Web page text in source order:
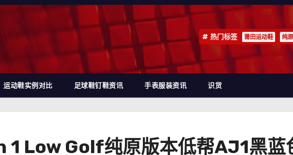
热门标签 莆田运动鞋 纯
运动鞋实例对比 足球鞋钉鞋资讯 手表服装资讯 识货
Low Golf纯原版本低帮AJ1黑蓝